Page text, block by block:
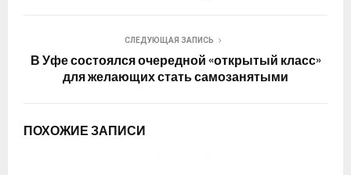
СЛЕДУЮЩАЯ ЗАПИСЬ
В Уфе состоялся очередной «открытый класс»
для желающих стать самозанятыми
ПОХОЖИЕ ЗАПИСИ